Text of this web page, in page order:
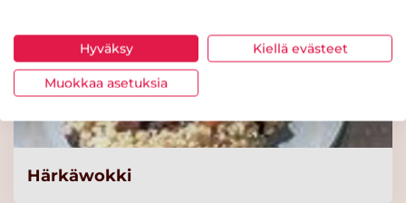
KNORR Lasagnette
Täysjyvä Luomu 3 kg
Härkäwokki
Hyväksy Kiellä evästeet
Muokkaa asetuksia